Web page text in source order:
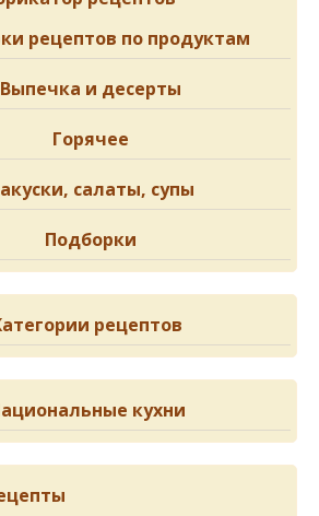
рецептов по продуктам
Выпечка и десерты
Горячее
салаты, супы
Подборки
рецептов
кухни